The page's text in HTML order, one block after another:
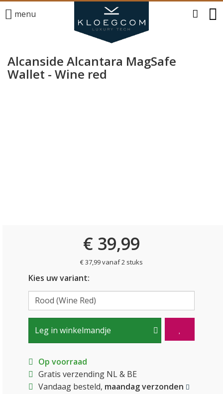
menu
Alcanside Alcantara MagSafe
Wallet - Wine red
€ 39,99
€ 37,99 vanaf 2 stuks
Kies uw variant:
Leg in winkelmandje
Op voorraad
Gratis verzending NL & BE
Vandaag besteld, maandag verzonden